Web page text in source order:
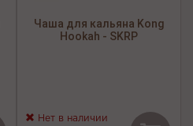
Чаша для кальяна Kong
Hookah - SKRP
Нет в наличии